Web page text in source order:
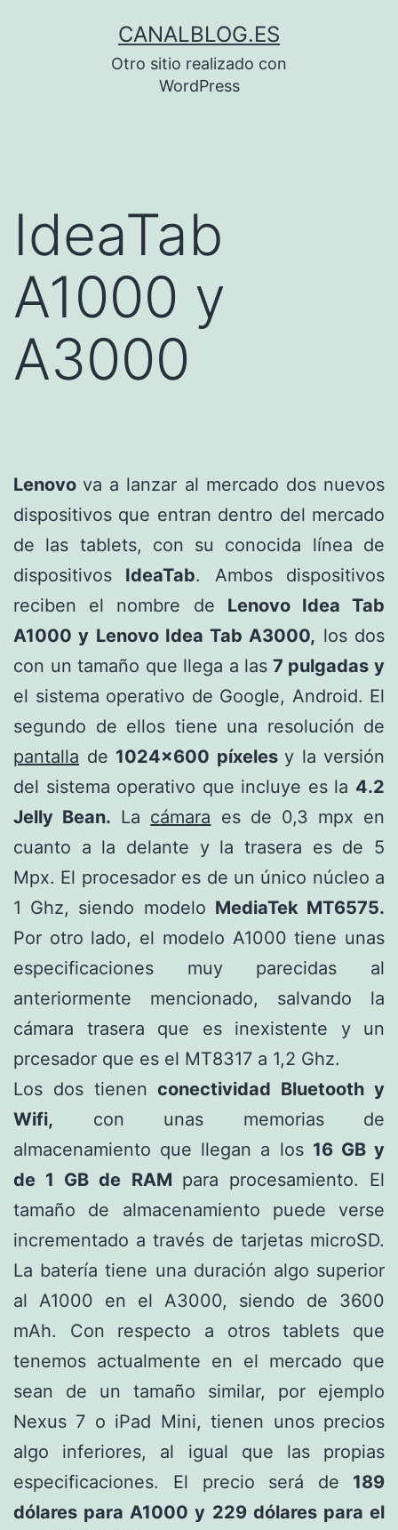
CANALBLOG.ES
Otro sitio realizado con
WordPress
IdeaTab
A1000 y
A3000
Lenovova a lanzar al mercado dos nuevos
dispositivos que entran dentro del mercado
de las tablets, con su conocida línea de
dispositivos IdeaTab. Ambos dispositivos
reciben el nombre de Lenovo Idea Tab
A1000 y Lenovo Idea Tab A3000, los dos
con un tamaño que llega a las 7 pulgadas y
el sistema operativo de Google, Android. El
segundo de ellos tiene una resolución de
pantalla de 1024×600 píxeles y la versión
del sistema operativo que incluye es la 4.2
Jelly Bean. La cámara es de 0,3 mpx en
cuanto a la delante y la trasera es de 5
Mpx. El procesador es de un único núcleo a
1 Ghz, siendo modelo MediaTek MT6575.
Por otro lado, el modelo A1000 tiene unas
especificaciones muy parecidas al
anteriormente mencionado, salvando la
cámara trasera que es inexistente y un
prcesador que es el MT8317 a 1,2 Ghz.
Los dos tienen conectividad Bluetooth y
Wifi, con unas memorias de
almacenamiento que llegan a los 16 GB y
de 1 GB de RAM para procesamiento. El
tamaño de almacenamiento puede verse
incrementado a través de tarjetas microSD.
La batería tiene una duración algo superior
al A1000 en el A3000, siendo de 3600
mAh. Con respecto a otros tablets que
tenemos actualmente en el mercado que
sean de un tamaño similar, por ejemplo
Nexus 7 o iPad Mini, tienen unos precios
algo inferiores, al igual que las propias
especificaciones. El precio será de 189
dólares para A1000 y 229 dólares para el